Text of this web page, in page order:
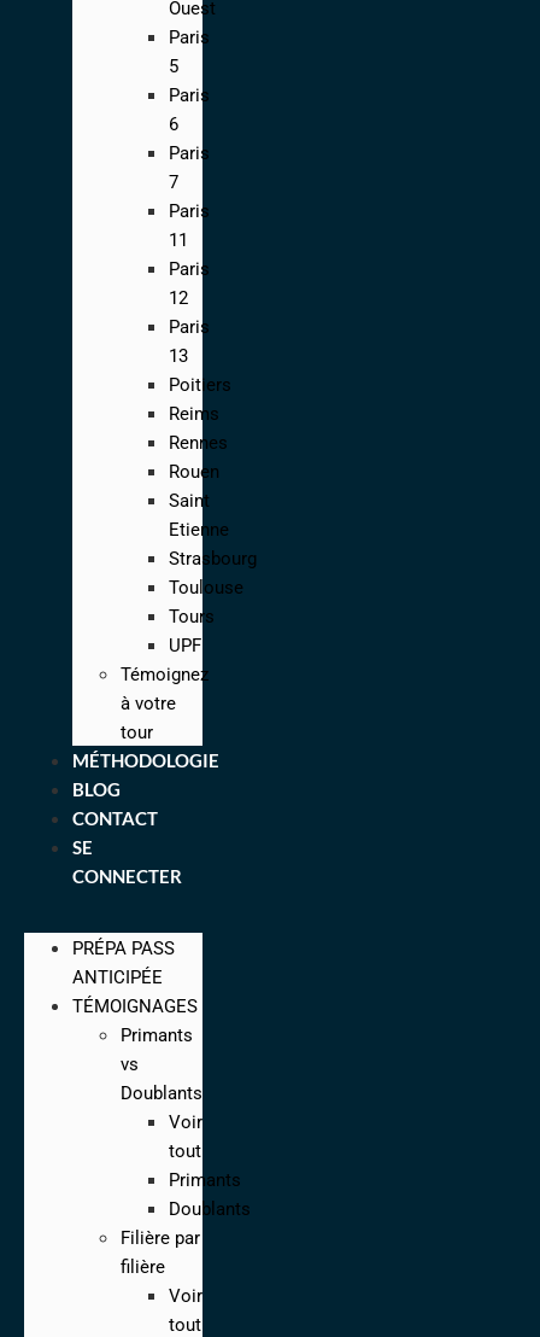
Ouest
Paris
5
Paris
6
Paris
7
Paris
11
Paris
12
Paris
13
Poitiers
Reims
Rennes
Rouen
Saint
Etienne
Strasbourg
Toulouse
Tours
UPF
Témoignez
à votre
tour
MÉTHODOLOGIE
BLOG
CONTACT
SE
CONNECTER
PRÉPA PASS
ANTICIPÉE
TÉMOIGNAGES
Primants
vs
Doublants
Voir
tout
Primants
Doublants
Filière par
filière
Voir
tout